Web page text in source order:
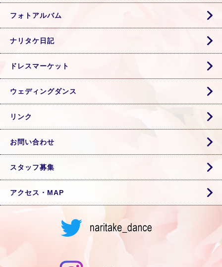
フォトアルバム
ナリタケ日記
ドレスマーケット
ウェディングダンス
リンク
お問い合わせ
スタッフ募集
アクセス・MAP